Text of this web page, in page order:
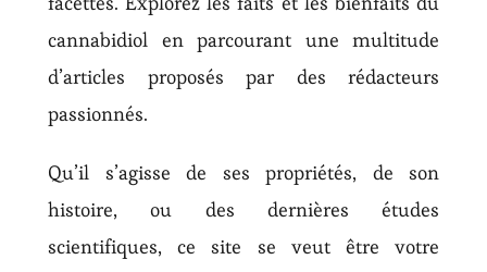
cannabidiol en parcourant une multitude
d’articles proposés par des rédacteurs
passionnés.
Qu’il s’agisse de ses propriétés, de son
histoire, ou des dernières études
scientifiques, ce site se veut être votre